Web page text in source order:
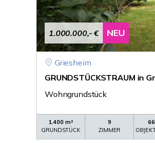
1.000.000,- € NEU
Griesheim
GRUNDSTÜCKSTRAUM in
Wohngrundstück
1.400 m²
GRUNDSTÜCK
9
ZIMMER